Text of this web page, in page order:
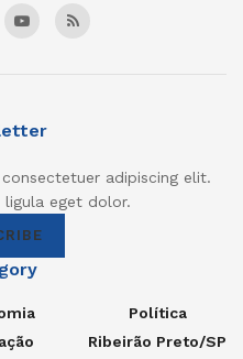
adipiscing elit.
ligula eget dolor.
Política
Ribeirão Preto/SP